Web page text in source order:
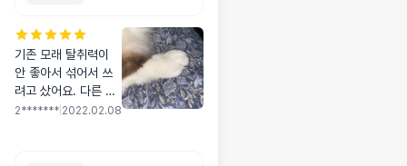
기존 모래 탈취력이
안 좋아서 섞어서 쓰
려고 샀어요. 다른 분
들 후기 보면 단독으
2******* 2022.02.08